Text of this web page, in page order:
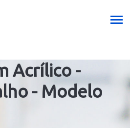
Acrílico -
- Modelo